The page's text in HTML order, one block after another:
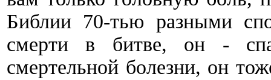
Библии 70-тью разными
смерти в битве, он -
смертельной болезни, он